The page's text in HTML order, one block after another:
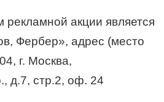
рекламной акции является
Фербер», адрес (место
г. Москва,
д.7, стр.2, оф. 24